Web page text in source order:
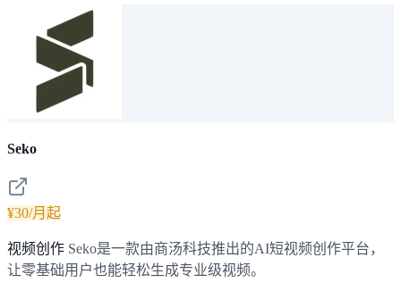
Seko
¥30/月起
视频创作 Seko是一款由商汤科技推出的AI短视频创作平台，
让零基础用户也能轻松生成专业级视频。